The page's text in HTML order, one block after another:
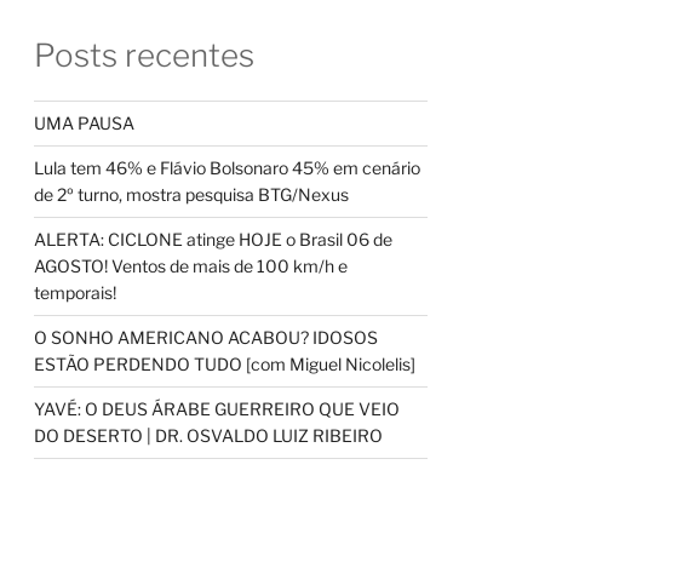
Posts recentes
UMA PAUSA
Lula tem 46% e Flávio Bolsonaro 45% em cenário
de 2º turno, mostra pesquisa BTG/Nexus
ALERTA: CICLONE atinge HOJE o Brasil 06 de
AGOSTO! Ventos de mais de 100 km/h e
temporais!
O SONHO AMERICANO ACABOU? IDOSOS
ESTÃO PERDENDO TUDO [com Miguel Nicolelis]
YAVÉ: O DEUS ÁRABE GUERREIRO QUE VEIO
DO DESERTO | DR. OSVALDO LUIZ RIBEIRO